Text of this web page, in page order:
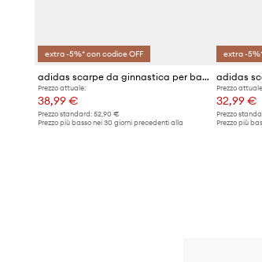
extra -5%* con codice OFF
adidas scarpe da ginnastica per bambini LIGHTORAMA RNR
Prezzo attuale:
38,99 €
Prezzo standard: 52,90 €
Prezzo più basso nei 30 giorni precedenti alla
extra -
Prezzo
32,99 €
Prezzo
Prezzo più